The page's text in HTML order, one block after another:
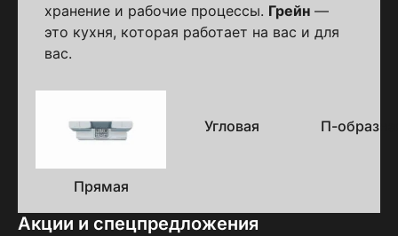
хранение и рабочие процессы. Грейн —
это кухня, которая работает на вас и для
вас.
исполнения
Прямая
Угловая П-
Акции и спецпредложения